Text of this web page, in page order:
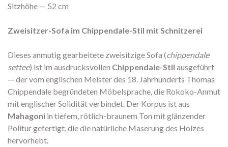
Sitzhöhe — 52 cm
Zweisitzer-Sofa im Chippendale-Stil mit Schnitzerei
Dieses anmutig gearbeitete zweisitzige Sofa (chippendale
settee) ist im ausdrucksvollen Chippendale-Stil ausgeführt
— der vom englischen Meister des 18. Jahrhunderts Thomas
Chippendale begründeten Möbelsprache, die Rokoko-Anmut
mit englischer Solidität verbindet. Der Korpus ist aus
Mahagoni in tiefem, rötlich-braunem Ton mit glänzender
Politur gefertigt, die die natürliche Maserung des Holzes
hervorhebt.